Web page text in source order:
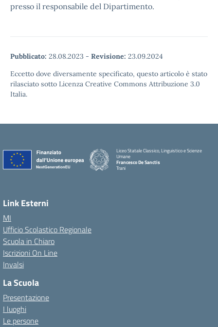
presso il responsabile del Dipartimento.
Pubblicato: 28.08.2023 - Revisione: 23.09.2024
Eccetto dove diversamente specificato, questo articolo è stato
rilasciato sotto Licenza Creative Commons Attribuzione 3.0
Italia.
Liceo Statale Classico, Linguistico e Scienze
Umane
Francesco De Sanctis
Trani
Link Esterni
MI
Ufficio Scolastico Regionale
Scuola in Chiaro
Iscrizioni On Line
Invalsi
La Scuola
Presentazione
I luoghi
Le persone